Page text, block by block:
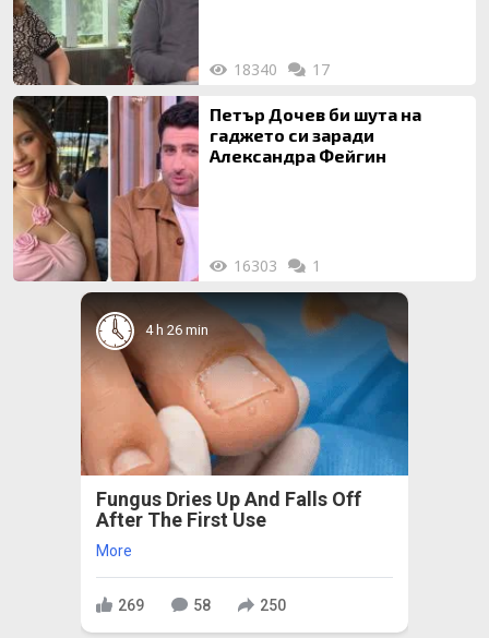
18340 17
Петър Дочев би шута на
гаджето си заради
Александра Фейгин
16303 1
4 h 26 min
Fungus Dries Up And Falls Off
After The First Use
More
269 58 250